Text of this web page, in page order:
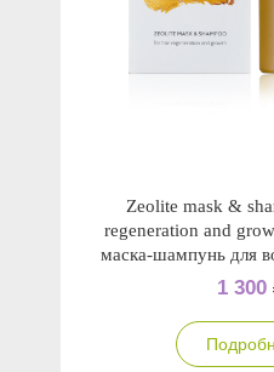
Zeolitе mask &
regeneration and
маска-шампунь для
роста
1 300